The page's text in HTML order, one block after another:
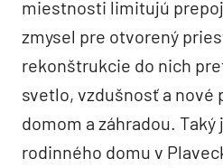
miestnosti limitujú
zmysel pre otvorený
rekonštrukcie do nich
svetlo, vzdušnosť a nové
domom a záhradou.
rodinného domu v